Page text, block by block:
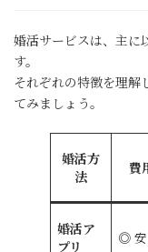
婚活サービスは、主に
す。
それぞれの特徴を理解
てみましょう。
婚活方
法
費
婚活ア
プリ
◎ 安